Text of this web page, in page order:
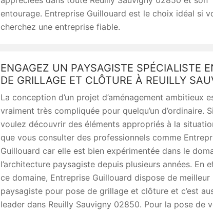
entourage. Entreprise Guillouard est le choix idéal si
cherchez une entreprise fiable.
ENGAGEZ UN PAYSAGISTE SPÉCIALISTE
DE GRILLAGE ET CLÔTURE À REUILLY
La conception d’un projet d’aménagement ambitieux
vraiment très compliquée pour quelqu’un d’ordinaire.
voulez découvrir des éléments appropriés à la
que vous consulter des professionnels comme
Guillouard car elle est bien expérimentée dans le
l’architecture paysagiste depuis plusieurs années. En
ce domaine, Entreprise Guillouard dispose de meilleur
paysagiste pour pose de grillage et clôture et c’est
leader dans Reuilly Sauvigny 02850. Pour la pose de